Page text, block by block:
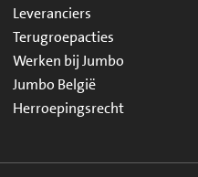
Leveranciers
Terugroepacties
Werken bij Jumbo
Jumbo België
Herroepingsrecht